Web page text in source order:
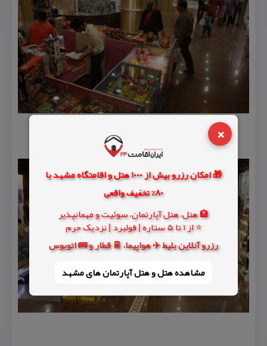
×
🎁 امکان رزرو بیش از 1000 هتل و اقامتگاه مشهد با
80% تخفیف واقعی
🏨 هتل، هتل آپارتمان، سوئیت و مهمانپذیر
⭐ از 1 تا 5 ستاره | فولبرد | نزدیک حرم
رزرو آنلاین بلیط ✈️ هواپیما، 🚆 قطار و 🚌 اتوبوس
مشاهده هتل و هتل‌ آپارتمان های مشهد